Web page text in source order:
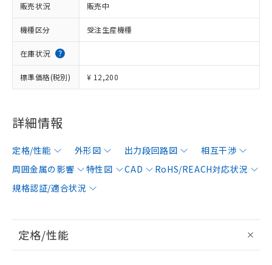
販売状況 販売中
機種区分 受注生産機種
在庫状況
標準価格(税別) ¥ 12,200
詳細情報
定格/性能 外形図 出力段回路図
相互干渉
周囲金属の影響
特性図 CAD
RoHS/REACH対応状況
規格認証/適合状況
定格/性能